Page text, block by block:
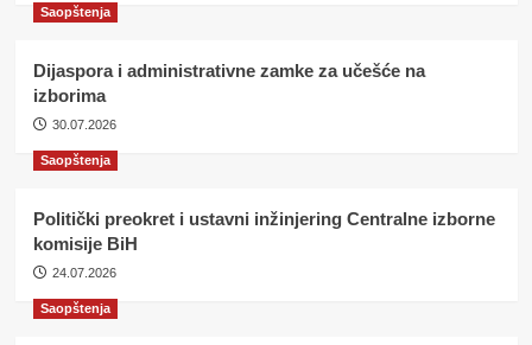
Saopštenja
Dijaspora i administrativne zamke za učešće na
izborima
30.07.2026
Saopštenja
Politički preokret i ustavni inžinjering Centralne izborne
komisije BiH
24.07.2026
Saopštenja